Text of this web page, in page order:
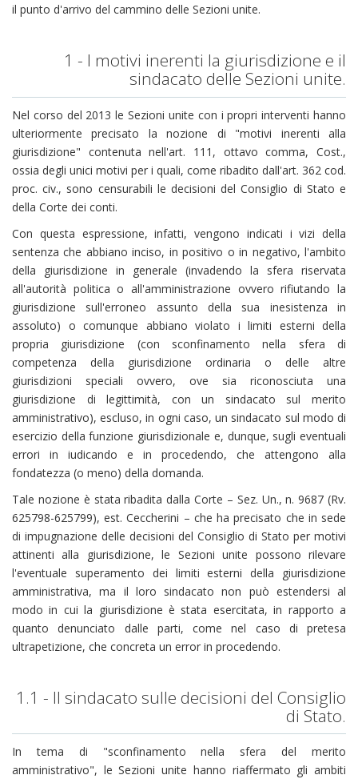
il punto d'arrivo del cammino delle Sezioni unite.
1 - I motivi inerenti la giurisdizione e il
sindacato delle Sezioni unite.
Nel corso del 2013 le Sezioni unite con i propri interventi hanno
ulteriormente precisato la nozione di "motivi inerenti alla
giurisdizione" contenuta nell'art. 111, ottavo comma, Cost.,
ossia degli unici motivi per i quali, come ribadito dall'art. 362 cod.
proc. civ., sono censurabili le decisioni del Consiglio di Stato e
della Corte dei conti.
Con questa espressione, infatti, vengono indicati i vizi della
sentenza che abbiano inciso, in positivo o in negativo, l'ambito
della giurisdizione in generale (invadendo la sfera riservata
all'autorità politica o all'amministrazione ovvero rifiutando la
giurisdizione sull'erroneo assunto della sua inesistenza in
assoluto) o comunque abbiano violato i limiti esterni della
propria giurisdizione (con sconfinamento nella sfera di
competenza della giurisdizione ordinaria o delle altre
giurisdizioni speciali ovvero, ove sia riconosciuta una
giurisdizione di legittimità, con un sindacato sul merito
amministrativo), escluso, in ogni caso, un sindacato sul modo di
esercizio della funzione giurisdizionale e, dunque, sugli eventuali
errori in iudicando e in procedendo, che attengono alla
fondatezza (o meno) della domanda.
Tale nozione è stata ribadita dalla Corte – Sez. Un., n. 9687 (Rv.
625798-625799), est. Ceccherini – che ha precisato che in sede
di impugnazione delle decisioni del Consiglio di Stato per motivi
attinenti alla giurisdizione, le Sezioni unite possono rilevare
l'eventuale superamento dei limiti esterni della giurisdizione
amministrativa, ma il loro sindacato non può estendersi al
modo in cui la giurisdizione è stata esercitata, in rapporto a
quanto denunciato dalle parti, come nel caso di pretesa
ultrapetizione, che concreta un error in procedendo.
1.1 - Il sindacato sulle decisioni del Consiglio
di Stato.
In tema di "sconfinamento nella sfera del merito
amministrativo", le Sezioni unite hanno riaffermato gli ambiti